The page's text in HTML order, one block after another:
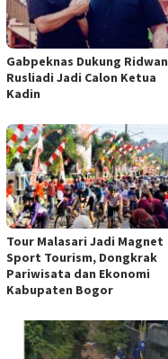
Gabpeknas Dukung Ridwan
Rusliadi Jadi Calon Ketua
Kadin
Tour Malasari Jadi Magnet
Sport Tourism, Dongkrak
Pariwisata dan Ekonomi
Kabupaten Bogor